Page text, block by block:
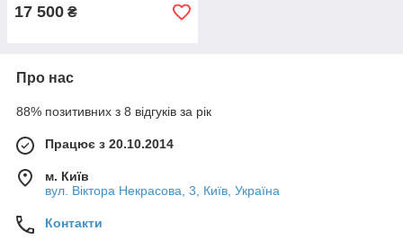
17 500 ₴
Про нас
88% позитивних з 8 відгуків за рік
Працює з 20.10.2014
м. Київ
вул. Вiктора Некрасова, 3, Київ, Україна
Контакти